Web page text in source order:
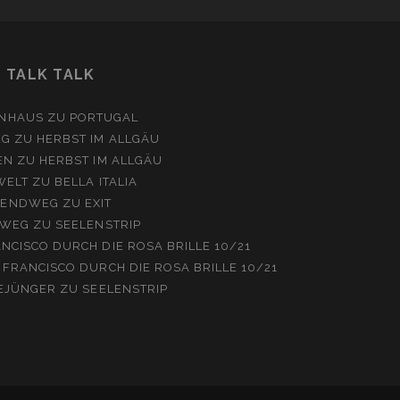
TALK TALK
ZU PORTUGAL
ZU HERBST IM ALLGÄU
ZU HERBST IM ALLGÄU
ZU BELLA ITALIA
ZU EXIT
ZU SEELENSTRIP
DURCH DIE ROSA BRILLE 10/21
FRANCISCO DURCH DIE ROSA BRILLE 10/21
ZU SEELENSTRIP